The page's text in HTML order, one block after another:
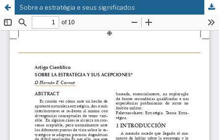
Sobre a estratégia e seus significados